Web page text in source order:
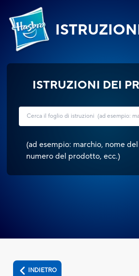
ISTRUZIONI DEI
(ad esempio: marchio, nome
numero del prodotto, ecc.)
INDIETRO